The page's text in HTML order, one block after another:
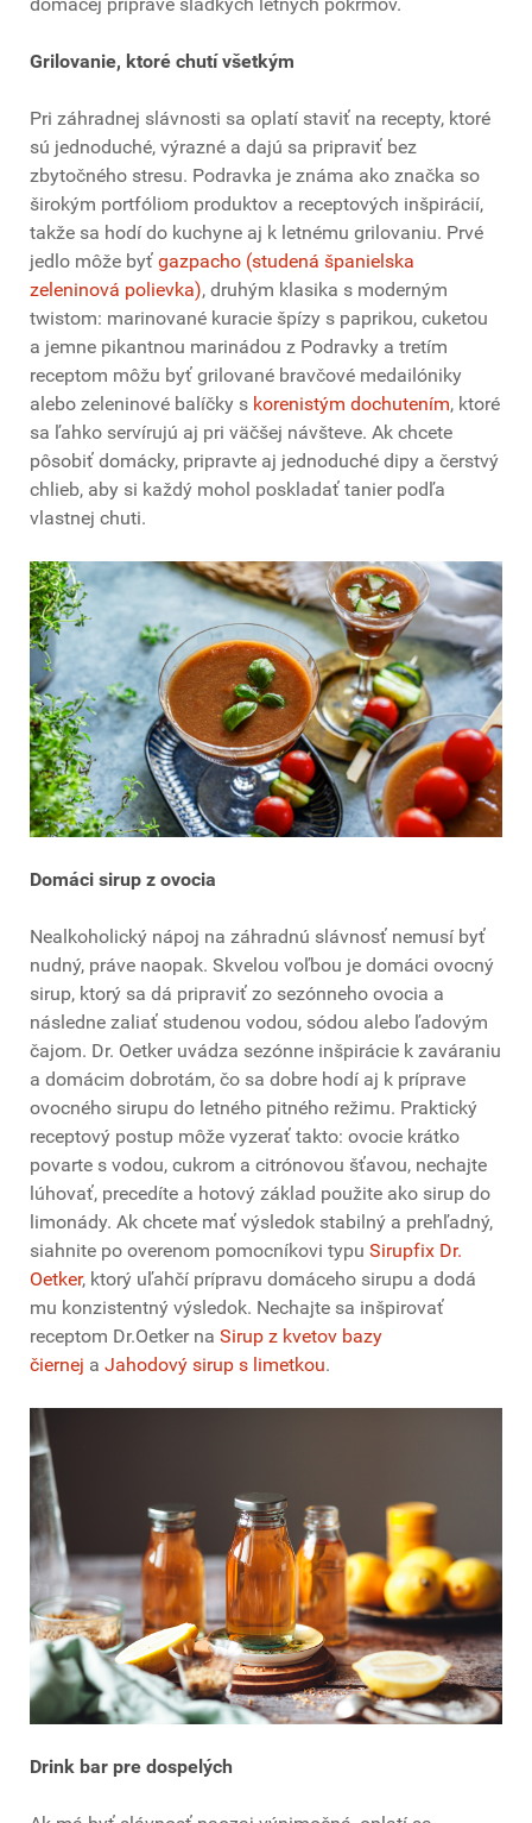
domácej príprave sladkých letných pokrmov.
Grilovanie, ktoré chutí všetkým
Pri záhradnej slávnosti sa oplatí staviť na recepty, ktoré
sú jednoduché, výrazné a dajú sa pripraviť bez
zbytočného stresu. Podravka je známa ako značka so
širokým portfóliom produktov a receptových inšpirácií,
takže sa hodí do kuchyne aj k letnému grilovaniu. Prvé
jedlo môže byť gazpacho (studená španielska
zeleninová polievka), druhým klasika s moderným
twistom: marinované kuracie špízy s paprikou, cuketou
a jemne pikantnou marinádou z Podravky a tretím
receptom môžu byť grilované bravčové medailóniky
alebo zeleninové balíčky s korenistým dochutením, ktoré
sa ľahko servírujú aj pri väčšej návšteve. Ak chcete
pôsobiť domácky, pripravte aj jednoduché dipy a čerstvý
chlieb, aby si každý mohol poskladať tanier podľa
vlastnej chuti.
Domáci sirup z ovocia
Nealkoholický nápoj na záhradnú slávnosť nemusí byť
nudný, práve naopak. Skvelou voľbou je domáci ovocný
sirup, ktorý sa dá pripraviť zo sezónneho ovocia a
následne zaliať studenou vodou, sódou alebo ľadovým
čajom. Dr. Oetker uvádza sezónne inšpirácie k zaváraniu
a domácim dobrotám, čo sa dobre hodí aj k príprave
ovocného sirupu do letného pitného režimu. Praktický
receptový postup môže vyzerať takto: ovocie krátko
povarte s vodou, cukrom a citrónovou šťavou, nechajte
lúhovať, precedíte a hotový základ použite ako sirup do
limonády. Ak chcete mať výsledok stabilný a prehľadný,
siahnite po overenom pomocníkovi typu Sirupfix Dr.
Oetker, ktorý uľahčí prípravu domáceho sirupu a dodá
mu konzistentný výsledok. Nechajte sa inšpirovať
receptom Dr.Oetker na Sirup z kvetov bazy
čiernej a Jahodový sirup s limetkou.
Drink bar pre dospelých